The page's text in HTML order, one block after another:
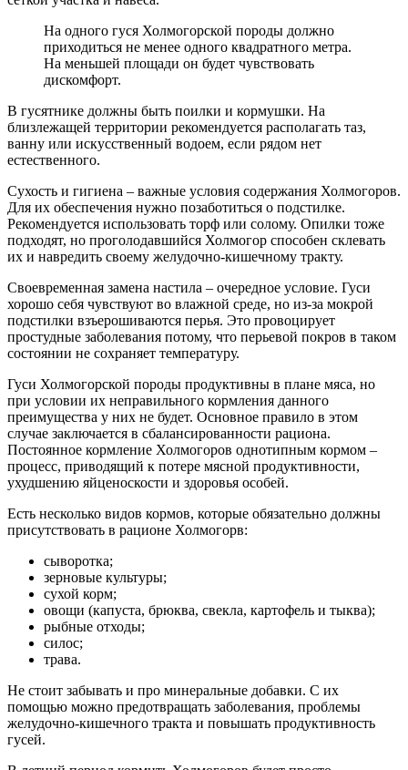
На одного гуся Холмогорской породы должно
приходиться не менее одного квадратного метра.
На меньшей площади он будет чувствовать
дискомфорт.
В гусятнике должны быть поилки и кормушки. На
близлежащей территории рекомендуется располагать таз,
ванну или искусственный водоем, если рядом нет
естественного.
Сухость и гигиена – важные условия содержания Холмогоров.
Для их обеспечения нужно позаботиться о подстилке.
Рекомендуется использовать торф или солому. Опилки тоже
подходят, но проголодавшийся Холмогор способен склевать
их и навредить своему желудочно-кишечному тракту.
Своевременная замена настила – очередное условие. Гуси
хорошо себя чувствуют во влажной среде, но из-за мокрой
подстилки взъерошиваются перья. Это провоцирует
простудные заболевания потому, что перьевой покров в таком
состоянии не сохраняет температуру.
Гуси Холмогорской породы продуктивны в плане мяса, но
при условии их неправильного кормления данного
преимущества у них не будет. Основное правило в этом
случае заключается в сбалансированности рациона.
Постоянное кормление Холмогоров однотипным кормом –
процесс, приводящий к потере мясной продуктивности,
ухудшению яйценоскости и здоровья особей.
Есть несколько видов кормов, которые обязательно должны
присутствовать в рационе Холмогорв:
сыворотка;
зерновые культуры;
сухой корм;
овощи (капуста, брюква, свекла, картофель и тыква);
рыбные отходы;
силос;
трава.
Не стоит забывать и про минеральные добавки. С их
помощью можно предотвращать заболевания, проблемы
желудочно-кишечного тракта и повышать продуктивность
гусей.